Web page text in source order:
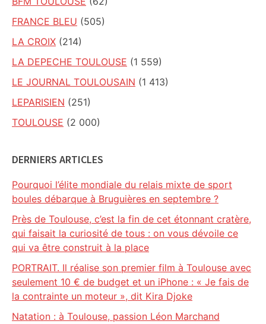
FRANCE BLEU (505)
LA CROIX (214)
LA DEPECHE TOULOUSE (1 559)
LE JOURNAL TOULOUSAIN (1 413)
LEPARISIEN (251)
TOULOUSE (2 000)
DERNIERS ARTICLES
Pourquoi l’élite mondiale du relais mixte de sport
boules débarque à Bruguières en septembre ?
Près de Toulouse, c’est la fin de cet étonnant cratère,
qui faisait la curiosité de tous : on vous dévoile ce
qui va être construit à la place
PORTRAIT. Il réalise son premier film à Toulouse avec
seulement 10 € de budget et un iPhone : « Je fais de
la contrainte un moteur », dit Kira Djoke
Natation : à Toulouse, passion Léon Marchand